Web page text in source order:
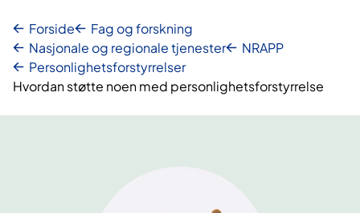
Forside
Fag og forskning
Nasjonale og regionale tjenester
NRAPP
Personlighetsforstyrrelser
Hvordan støtte noen med personlighetsforstyrrelse